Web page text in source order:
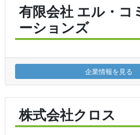
有限会社 エル・コ
ーションズ
企業情報を見る
株式会社クロス